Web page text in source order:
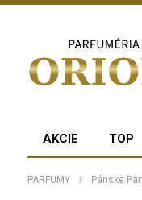
AKCIE TOP
PARFUMY Pánske